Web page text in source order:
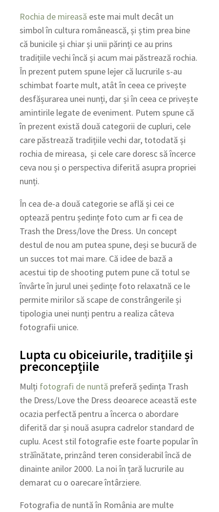
Rochia de mireasă este mai mult decât un
simbol în cultura românească, și știm prea bine
că bunicile și chiar și unii părinți ce au prins
tradițiile vechi încă și acum mai păstrează rochia.
În prezent putem spune lejer că lucrurile s-au
schimbat foarte mult, atât în ceea ce privește
desfășurarea unei nunți, dar și în ceea ce privește
amintirile legate de eveniment. Putem spune că
în prezent există două categorii de cupluri, cele
care păstrează tradițiile vechi dar, totodată și
rochia de mireasa, și cele care doresc să încerce
ceva nou și o perspectiva diferită asupra propriei
nunți.
În cea de-a două categorie se află și cei ce
optează pentru ședințe foto cum ar fi cea de
Trash the Dress/love the Dress. Un concept
destul de nou am putea spune, deși se bucură de
un succes tot mai mare. Că idee de bază a
acestui tip de shooting putem pune că totul se
învârte în jurul unei ședințe foto relaxatnă ce le
permite mirilor să scape de constrângerile și
tipologia unei nunți pentru a realiza câteva
fotografii unice.
Lupta cu obiceiurile, tradițiile și
preconcepțiile
Mulți fotografi de nuntă preferă ședința Trash
the Dress/Love the Dress deoarece această este
ocazia perfectă pentru a încerca o abordare
diferită dar și nouă asupra cadrelor standard de
cuplu. Acest stil fotografie este foarte popular în
străînătate, prinzând teren considerabil încă de
dinainte anilor 2000. La noi în țară lucrurile au
demarat cu o oarecare întârziere.
Fotografia de nuntă în România are multe